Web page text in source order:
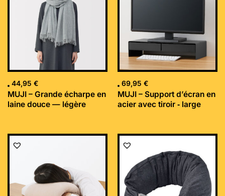
44,95 €
MUJI – Grande écharpe en
laine douce — légère
69,95 €
MUJI – Support d’écran en
acier avec tiroir ‐ large